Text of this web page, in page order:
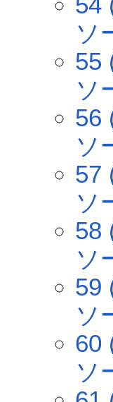
ソ
55
ソ
56
ソ
57
ソ
58
ソ
59
ソ
60
ソ